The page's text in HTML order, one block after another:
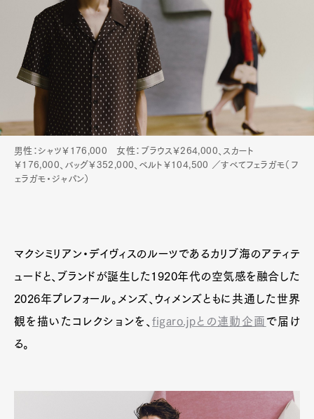
Art&Design Watch Fashion
Gourmet
Cars
ProductCulture Lifestyle
Pen Membership
Magazine
Contact
Pen international Pen tw
男性：シャツ￥176,000 女性：ブラウス￥264,000、スカート
￥176,000、バッグ￥352,000、ベルト￥104,500 ／すべてフェラガモ（フ
ェラガモ・ジャパン）
マクシミリアン・デイヴィスのルーツであるカリブ海のアティテ
ュードと、ブランドが誕生した1920年代の空気感を融合した
2026年プレフォール。メンズ、ウィメンズともに共通した世界
観を描いたコレクションを、figaro.jpとの連動企画 で届け
る。